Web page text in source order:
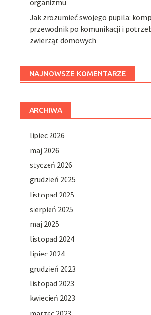
organizmu
Jak zrozumieć swojego pupila:
przewodnik po komunikacji i
zwierząt domowych
NAJNOWSZE KOMENTARZE
ARCHIWA
lipiec 2026
maj 2026
styczeń 2026
grudzień 2025
listopad 2025
sierpień 2025
maj 2025
listopad 2024
lipiec 2024
grudzień 2023
listopad 2023
kwiecień 2023
marzec 2023